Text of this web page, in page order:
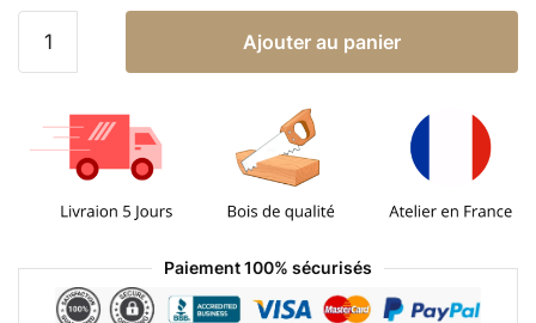
Ajouter au panier
Paiement 100% sécurisés